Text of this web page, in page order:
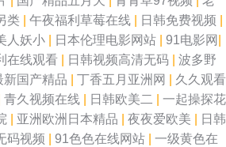
类 午夜福利草莓在线 日韩免费视频
人妖小 日本伦理电影网站 91电影网
在线观看 日韩视频高清无码
波多野
新国产精品 丁香五月亚洲网
久久观看
青久视频在线 日韩欧美二
一起操探花
亚洲欧洲日本精品 夜夜爱欧美
日韩
码视频 91色色在线网站
一级黄色在